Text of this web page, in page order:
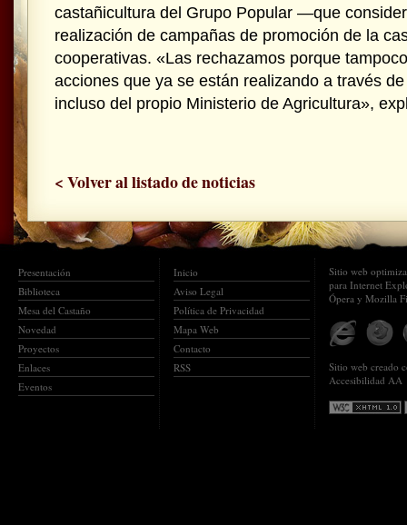
castañicultura del Grupo Popular —que
realización de campañas de promoción de la
cooperativas. «Las rechazamos porque
acciones que ya se están realizando a través
incluso del propio Ministerio de Agricultura»,
< Volver al listado de noticias
Presentación
Biblioteca
Mesa del Castaño
Novedad
Proyectos
Enlaces
Eventos
Inicio
Aviso Legal
Política de Privacidad
Mapa Web
Contacto
RSS
Sitio web
para Internet
Ópera y Mozilla
Sitio web creado
Accesibilidad AA